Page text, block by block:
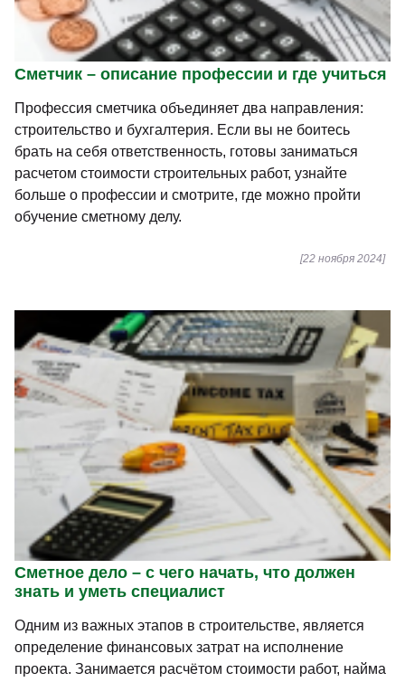
Сметчик – описание профессии и где учиться
Профессия сметчика объединяет два направления:
строительство и бухгалтерия. Если вы не боитесь
брать на себя ответственность, готовы заниматься
расчетом стоимости строительных работ, узнайте
больше о профессии и смотрите, где можно пройти
обучение сметному делу.
[22 ноября 2024]
Сметное дело – с чего начать, что должен
знать и уметь специалист
Одним из важных этапов в строительстве, является
определение финансовых затрат на исполнение
проекта. Занимается расчётом стоимости работ, найма